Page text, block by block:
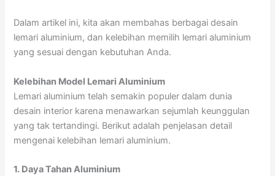
Dalam artikel ini, kita akan membahas berbagai desain
lemari aluminium, dan kelebihan memilih lemari aluminium
yang sesuai dengan kebutuhan Anda.
Kelebihan Model Lemari Aluminium
Lemari aluminium telah semakin populer dalam dunia
desain interior karena menawarkan sejumlah keunggulan
yang tak tertandingi. Berikut adalah penjelasan detail
mengenai kelebihan lemari aluminium.
1. Daya Tahan Aluminium